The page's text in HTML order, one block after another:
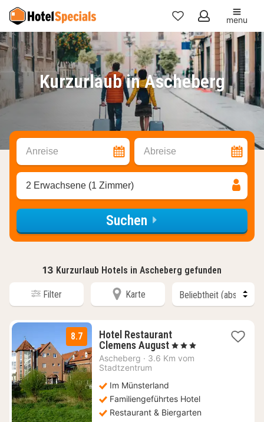
Meine
Favoriten
menu
Kurzurlaub in Ascheberg
Anreise Abreise
2 Erwachsene (1 Zimmer)
Suchen
13 Kurzurlaub Hotels in Ascheberg gefunden
Filter Karte
8.7
Hotel Restaurant
Clemens August1
Nacht
, 3 Sterne
Ascheberg · 3.6 Km vom
Stadtzentrum
Im Münsterland
Familiengeführtes Hotel
Restaurant & Biergarten